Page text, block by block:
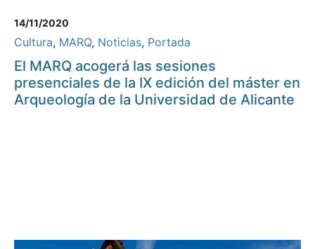
14/11/2020
Cultura, MARQ, Noticias, Portada
El MARQ acogerá las sesiones
presenciales de la IX edición del máster en
Arqueología de la Universidad de Alicante